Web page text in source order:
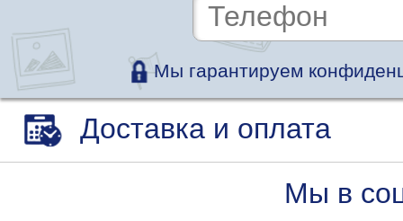
Пн-Пт 10:00-20:00,
Сб-Вс 10:00-18:00
Павловская
слобода,
Истринский р-
Мы гарантируем
Доставка и оплата
Мы в